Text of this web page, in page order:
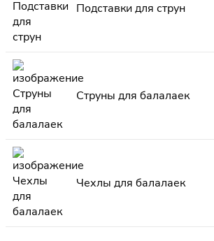
Подставки для струн
Струны для балалаек
Чехлы для балалаек